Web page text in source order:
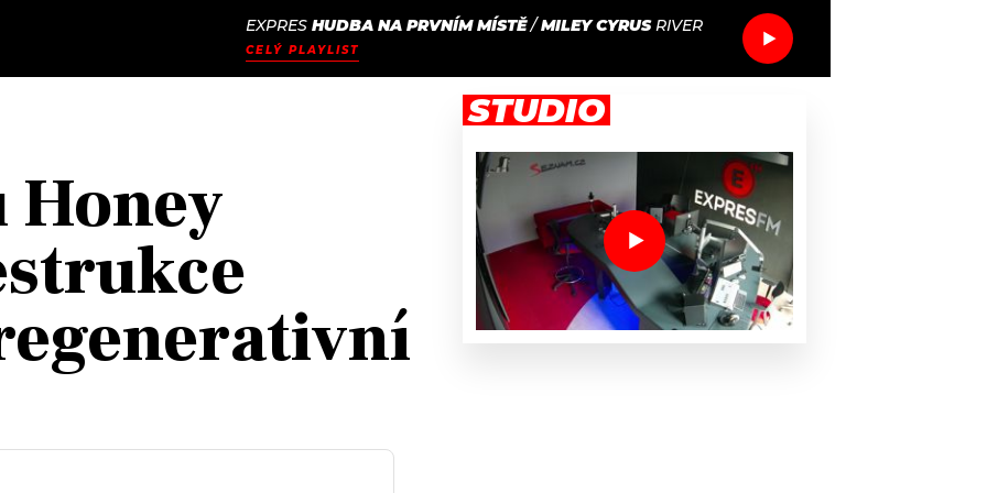
EXPRES HUDBA NA PRVNÍM MÍSTĚ/MILEY CYRUS RIVER
CELÝ PLAYLIST
Honey
STUDIO